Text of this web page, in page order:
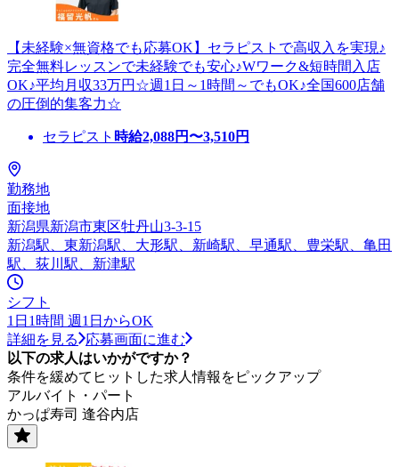
【未経験×無資格でも応募OK】セラピストで高収入を実現♪
完全無料レッスンで未経験でも安心♪Wワーク&短時間入店
OK♪平均月収33万円☆週1日～1時間～でもOK♪全国600店舗
の圧倒的集客力☆
セラピスト 時給2,088円〜3,510円
勤務地
面接地
新潟県新潟市東区牡丹山3-3-15
新潟駅、東新潟駅、大形駅、新崎駅、早通駅、豊栄駅、亀田
駅、荻川駅、新津駅
シフト
1日1時間 週1日からOK
詳細を見る
応募画面に進む
以下の求人はいかがですか？
条件を緩めてヒットした求人情報をピックアップ
アルバイト・パート
かっぱ寿司 逢谷内店